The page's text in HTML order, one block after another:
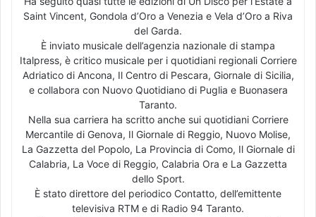
Saint Vincent, Gondola d’Oro a Venezia e Vela d’Oro a Riva
del Garda.
È inviato musicale dell’agenzia nazionale di stampa
Italpress, è critico musicale per i quotidiani regionali Corriere
Adriatico di Ancona, Il Centro di Pescara, Giornale di Sicilia,
e collabora con Nuovo Quotidiano di Puglia e Buonasera
Taranto.
Nella sua carriera ha scritto anche sui quotidiani Corriere
Mercantile di Genova, Il Giornale di Reggio, Nuovo Molise,
La Gazzetta del Popolo, La Provincia di Como, Il Giornale di
Calabria, La Voce di Reggio, Calabria Ora e La Gazzetta
dello Sport.
È stato direttore del periodico Contatto, dell’emittente
televisiva RTM e di Radio 94 Taranto.